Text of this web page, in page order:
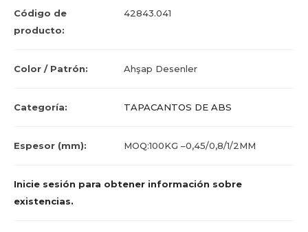
Código de
producto:
42843.041
Color / Patrón: Ahşap Desenler
Categoría: TAPACANTOS DE ABS
Espesor (mm): MOQ:100KG –0,45/0,8/1/2MM
Inicie sesión para obtener información sobre
existencias.